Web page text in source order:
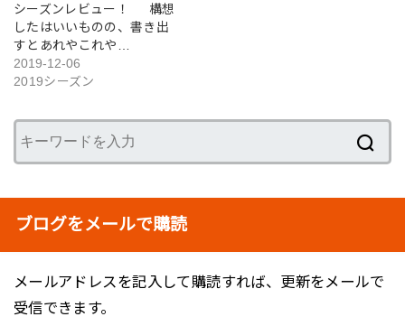
シーズンレビュー！ 構想
したはいいものの、書き出
すとあれやこれや…
2019-12-06
2019シーズン
ブログをメールで購読
メールアドレスを記入して購読すれば、更新をメールで
受信できます。